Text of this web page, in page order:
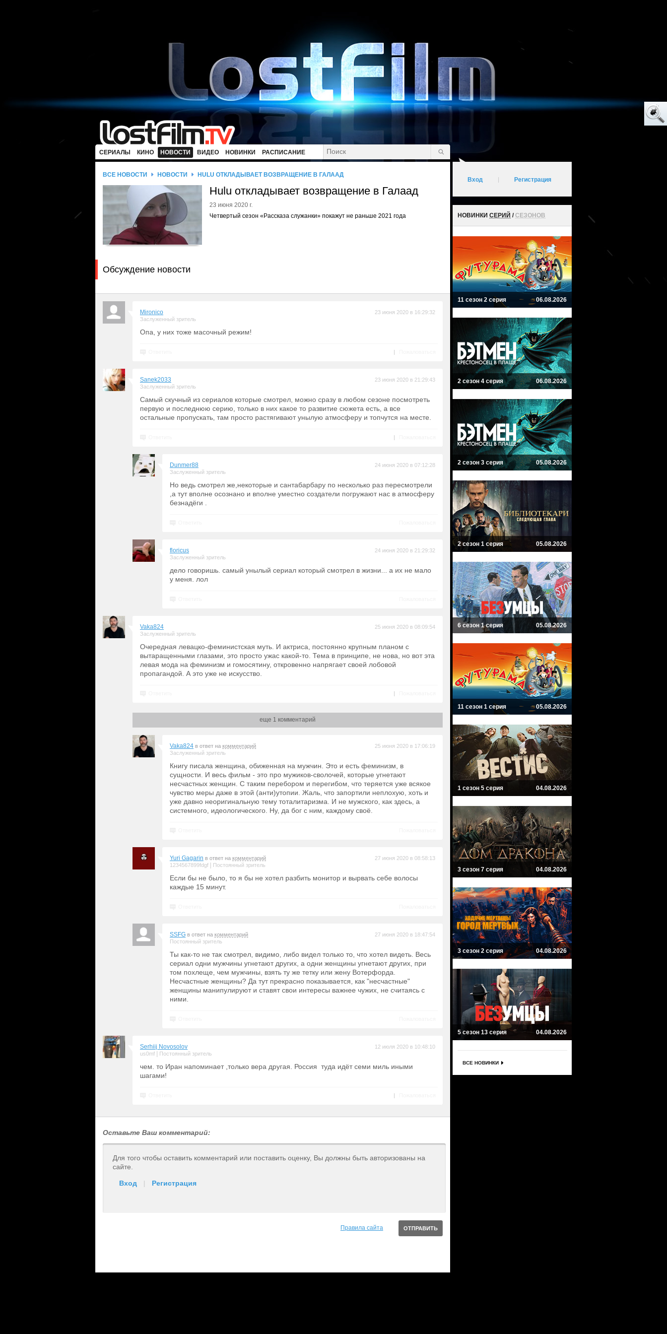
СЕРИАЛЫ КИНО НОВОСТИ ВИДЕО НОВИНКИ РАСПИСАНИЕ
ВСЕ НОВОСТИ НОВОСТИ HULU ОТКЛАДЫВАЕТ ВОЗВРАЩЕНИЕ В ГАЛААД
Hulu откладывает возвращение в Галаад
23 июня 2020 г.
Четвертый сезон «Рассказа служанки» покажут не раньше 2021 года
Обсуждение новости
Mironico
Заслуженный зритель
23 июня 2020 в 16:29:32
Опа, у них тоже масочный режим!
|
Sanek2033
Заслуженный зритель
23 июня 2020 в 21:29:43
Самый скучный из сериалов которые смотрел, можно сразу в любом сезоне посмотреть
первую и последнюю серию, только в них какое то развитие сюжета есть, а все
остальные пропускать, там просто растягивают унылую атмосферу и топчутся на месте.
|
Dunmer88
Заслуженный зритель
24 июня 2020 в 07:12:28
Но ведь смотрел же,некоторые и сантабарбару по несколько раз пересмотрели
,а тут вполне осознано и вполне уместно создатели погружают нас в атмосферу
безнадёги .
floricus
Заслуженный зритель
24 июня 2020 в 21:29:32
дело говоришь. самый унылый сериал который смотрел в жизни... а их не мало
у меня. лол
Vaka824
Заслуженный зритель
25 июня 2020 в 08:09:54
Очередная левацко-феминистская муть. И актриса, постоянно крупным планом с
вытаращенными глазами, это просто ужас какой-то. Тема в принципе, не нова, но вот эта
левая мода на феминизм и гомосятину, откровенно напрягает своей лобовой
пропагандой. А это уже не искусство.
|
еще 1 комментарий
Vaka824 в ответ на комментарий
Заслуженный зритель
25 июня 2020 в 17:06:19
Книгу писала женщина, обиженная на мужчин. Это и есть феминизм, в
сущности. И весь фильм - это про мужиков-сволочей, которые угнетают
несчастных женщин. С таким перебором и перегибом, что теряется уже всякое
чувство меры даже в этой (анти)утопии. Жаль, что запортили неплохую, хоть и
уже давно неоригинальную тему тоталитаризма. И не мужского, как здесь, а
системного, идеологического. Ну, да бог с ним, каждому своё.
Yuri Gagarin в ответ на комментарий
1234567899fdgf
Постоянный зритель
27 июня 2020 в 08:58:13
Если бы не было, то я бы не хотел разбить монитор и вырвать себе волосы
каждые 15 минут.
SSFG в ответ на комментарий
Постоянный зритель
27 июня 2020 в 18:47:54
Ты как-то не так смотрел, видимо, либо видел только то, что хотел видеть. Весь
сериал одни мужчины угнетают других, а одни женщины угнетают других, при
том похлеще, чем мужчины, взять ту же тетку или жену Вотерфорда.
Несчастные женщины? Да тут прекрасно показывается, как "несчастные"
женщины манипулируют и ставят свои интересы важнее чужих, не считаясь с
ними.
Serhiij Novosolov
us0mf Постоянный зритель
12 июля 2020 в 10:48:10
чем. то Иран напоминает ,только вера другая. Россия туда идёт семи миль иными
шагами!
|
Оставьте Ваш комментарий:
Для того чтобы оставить комментарий или поставить оценку, Вы должны быть авторизованы на
сайте.
Вход | Регистрация
Правила сайта
Вход Регистрация
НОВИНКИ СЕРИЙ /СЕЗОНОВ
11 сезон 2 серия 06.08.2026
2 сезон 4 серия 06.08.2026
2 сезон 3 серия 05.08.2026
2 сезон 1 серия 05.08.2026
6 сезон 1 серия 05.08.2026
11 сезон 1 серия 05.08.2026
1 сезон 5 серия 04.08.2026
3 сезон 7 серия 04.08.2026
3 сезон 2 серия 04.08.2026
5 сезон 13 серия 04.08.2026
ВСЕ НОВИНКИ